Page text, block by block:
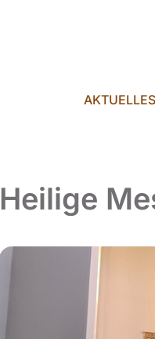
AKTUELLES
Heilige